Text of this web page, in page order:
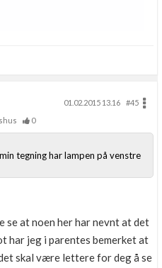
01.02.2015 13.16
#45
0
tegning har lampen på venstre
se at noen her har nevnt at det
har jeg i parentes bemerket at
skal være lettere for deg å se